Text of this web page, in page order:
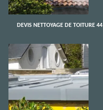
DEVIS NETTOYAGE DE TOITURE 44